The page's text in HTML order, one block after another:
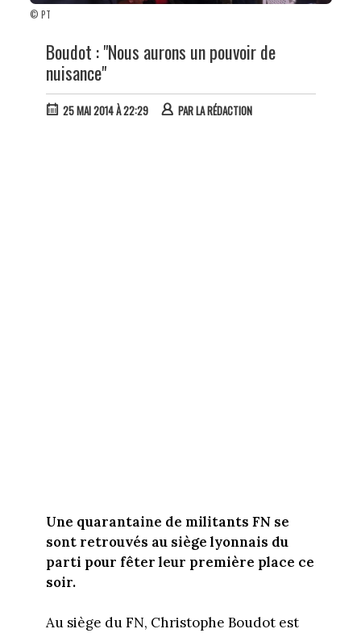
© PT
Boudot : "Nous aurons un pouvoir de
nuisance"
25 MAI 2014 À 22:29 PARLA RÉDACTION
Une quarantaine de militants FN se
sont retrouvés au siège lyonnais du
parti pour fêter leur première place ce
soir.
Au siège du FN, Christophe Boudot est